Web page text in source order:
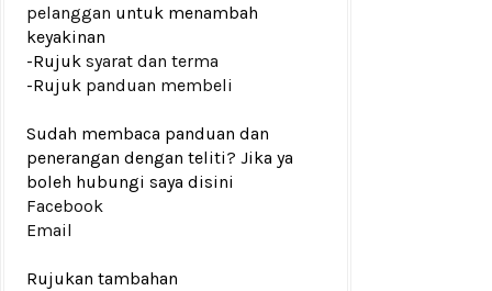
pelanggan untuk menambah
keyakinan
-Rujuk syarat dan terma
-Rujuk panduan membeli
Sudah membaca panduan dan
penerangan dengan teliti? Jika ya
boleh hubungi saya disini
Facebook
Email
Rujukan tambahan